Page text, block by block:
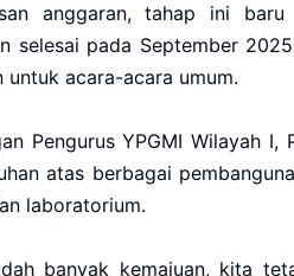
anggaran, tahap ini
selesai pada September
untuk acara-acara umum.
Pengurus YPGMI Wilayah
atas berbagai
laboratorium.
banyak kemajuan, kita